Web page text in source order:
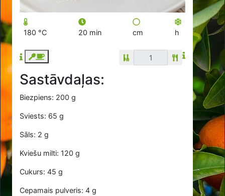
180 °C 20 min cm h
Sastāvdaļas:
Biezpiens: 200 g
Sviests: 65 g
Sāls: 2 g
Kviešu milti: 120 g
Cukurs: 45 g
Cepamais pulveris: 4 g